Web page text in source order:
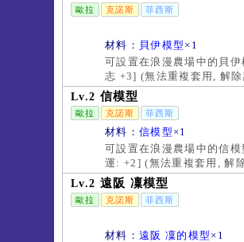
歐拉 克諾斯 菲西斯
材料： 貝伊模型 ×1
可設置在浪漫農場中的貝
志 +3] (無法重複套用, 解
Lv.2 信模型
歐拉 克諾斯 菲西斯
材料： 信模型 ×1
可設置在浪漫農場中的信
運: +2] (無法重複套用, 解
Lv.2 遠阪 凜模型
歐拉 克諾斯 菲西斯
材料： 遠阪 凜的模型 ×1